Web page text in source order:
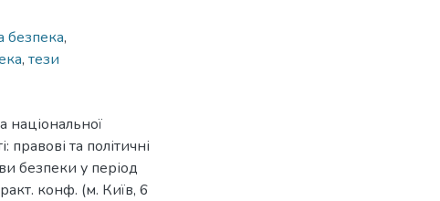
безпека,
, тези
національної
та політичні
безпеки у період
конф. (м. Київ, 6